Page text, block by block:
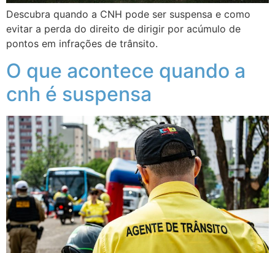
Descubra quando a CNH pode ser suspensa e como
evitar a perda do direito de dirigir por acúmulo de
pontos em infrações de trânsito.
O que acontece quando a
cnh é suspensa